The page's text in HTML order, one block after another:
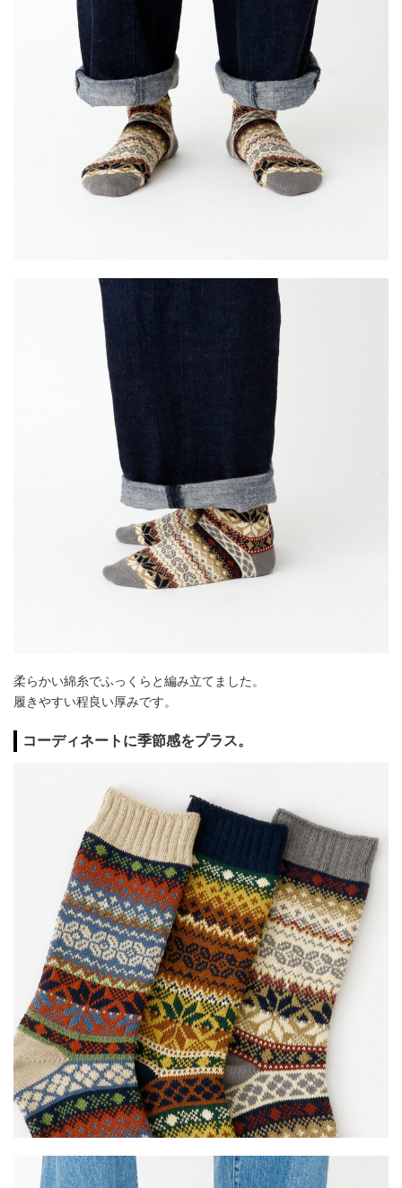
柔らかい綿糸でふっくらと編み立てました。
履きやすい程良い厚みです。
コーディネートに季節感をプラス。